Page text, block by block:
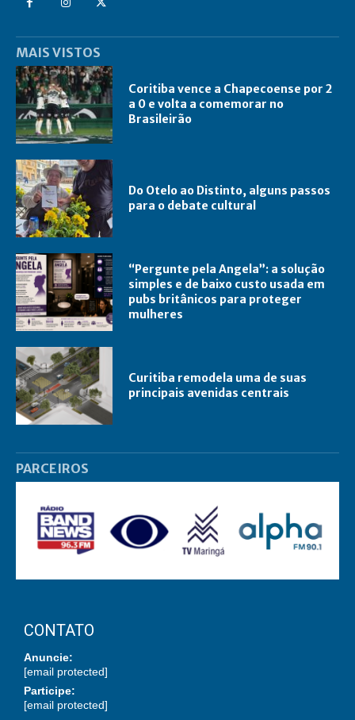
MAIS VISTOS
Coritiba vence a Chapecoense por 2
a 0 e volta a comemorar no
Brasileirão
Do Otelo ao Distinto, alguns passos
para o debate cultural
“Pergunte pela Angela”: a solução
simples e de baixo custo usada em
pubs britânicos para proteger
mulheres
Curitiba remodela uma de suas
principais avenidas centrais
PARCEIROS
CONTATO
Anuncie:
[email protected]
Participe:
[email protected]